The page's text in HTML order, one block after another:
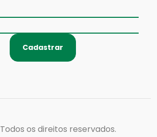
Cadastrar
Todos os direitos reservados.